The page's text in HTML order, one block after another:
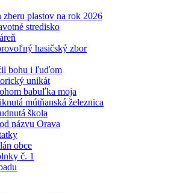
zberu plastov na rok 2026
stredisko
hasičský zbor
bohu i ľuďom
unikát
babuľka moja
mútňanská železnica
škola
názvu Orava
obce
č. 1